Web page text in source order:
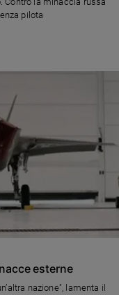
pilota
esterne
nazione", lamenta il